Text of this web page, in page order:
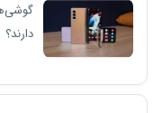
دارند؟